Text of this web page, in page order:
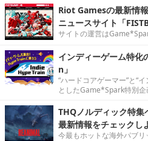
Riot Gamesの最新情
ニュースサイト「
サイトの運営は
インディーゲーム特
n」
“ハードコアゲーマー”と“
としたGame*Spark特別企
THQノルディック特集
最新情報をチェックし
今最もホットな海外パブ